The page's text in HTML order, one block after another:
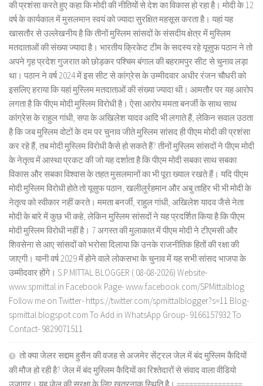
की प्रशंसा करते हुए कहा कि मोदी की नीतियों से देश का विकास हो रहा है। मोदी के 12
वर्ष के कार्यकाल में मुसलमान स्वयं को ज्यादा सुरक्षित महसूस करता है। यहां यह
खासतौर से उल्लेखनीय है कि तीनों मुस्लिम सांसदों के संसदीय क्षेत्र में मुस्लिम
मतदाताओं की संख्या ज्यादा है। भारतीय क्रिकेट टीम के सदस्य रहे यूसुफ पठान ने तो
अपने गृह प्रदेश गुजरात को छोड़कर पश्चिम बंगाल की बहरामपुर सीट से चुनाव लड़ा
था। पठान ने वर्ष 2024 में इस सीट से कांग्रेस के उम्मीदवार अधीर रंजन चौधरी को
इसलिए हराया कि यहां मुस्लिम मतदाताओं की संख्या ज्यादा थी। आमतौर पर यह आरोप
लगता है कि पीएम मोदी मुस्लिम विरोधी है। ऐसा आरोप ममता बनर्जी के साथ साथ
कांग्रेस के राहुल गांधी, सपा के अखिलेश यादव आदि भी लगाते हैं, लेकिन सवाल उठता
है कि जब मुस्लिम वोटों के दम पर चुनाव जीते मुस्लिम सांसद ही पीएम मोदी की प्रशंसा
कर रहे हैं, तब मोदी मुस्लिम विरोधी कैसे हो सकते हैं? तीनों मुस्लिम सांसदों ने पीएम मोदी
के नेतृत्व में आस्था प्रकट की जो यह दर्शाता है कि पीएम मोदी सबका साथ सबका
विकास और सबका विश्वास के तहत मुसलमानों का भी पूरा ख्याल रखते हैं। यदि पीएम
मोदी मुस्लिम विरोधी होते तो यूसुफ पठान, खलीलुर्रहमान और अबु ताहिर भी भी मोदी के
नेतृत्व को स्वीकार नहीं करते। ममता बनर्जी, राहुल गांधी, अखिलेश यादव जैसे नेता
मोदी के बारे में कुछ भी कहे, लेकिन मुस्लिम सांसदों ने यह प्रदर्शित किया है कि पीएम
मोदी मुस्लिम विरोधी नहीं है। 7 अगस्त की मुलाकात में पीएम मोदी ने टीएमसी और
शिवसेना से आए सांसदों को भरोसा दिलाया कि उनके राजनीतिक हितों की रक्षा की
जाएगी। यानी वर्ष 2029 में होने वाले लोकसभा के चुनाव में यह सभी सांसद भाजपा के
उम्मीदवार होंगे। S.P.MITTAL BLOGGER ( 08-08-2026) Website-
www.spmittal.in Facebook Page- www.facebook.com/SPMittalblog
Follow me on Twitter- https://twitter.com/spmittalblogger?s=11 Blog-
spmittal.blogspot.com To Add in WhatsApp Group- 9166157932 To
Contact- 9829071511
तो क्या जेलर सद्दाम हुसैन की वजह से अजमेर सेंट्रल जेल में बंद मुस्लिम कैदियों
की मौज हो रही है? जेल में बंद मुस्लिम कैदियों का रिश्तेदारों से संवाद वाला वीडियो